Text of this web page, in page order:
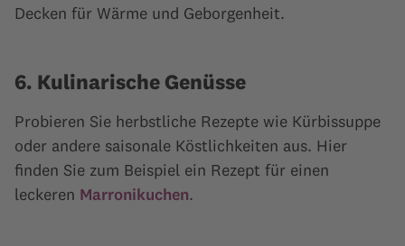
Decken für Wärme und Geborgenheit.
6. Kulinarische Genüsse
Probieren Sie herbstliche Rezepte wie Kürbissuppe
oder andere saisonale Köstlichkeiten aus. Hier
finden Sie zum Beispiel ein Rezept für einen
leckeren Marronikuchen.